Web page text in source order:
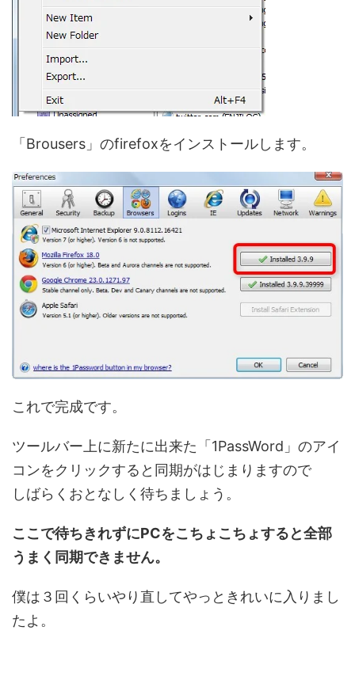
「Brousers」のfirefoxをインストールします。
これで完成です。
ツールバー上に新たに出来た「1PassWord」のアイ
コンをクリックすると同期がはじまりますので
しばらくおとなしく待ちましょう。
ここで待ちきれずにPCをこちょこちょすると全部
うまく同期できません。
僕は３回くらいやり直してやっときれいに入りまし
たよ。